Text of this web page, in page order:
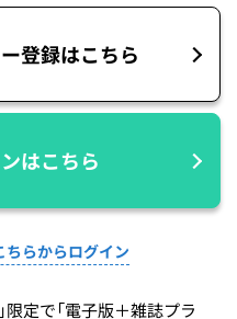
登録はこちら
はこちら
らからログイン
定で「電子版＋雑誌プラ